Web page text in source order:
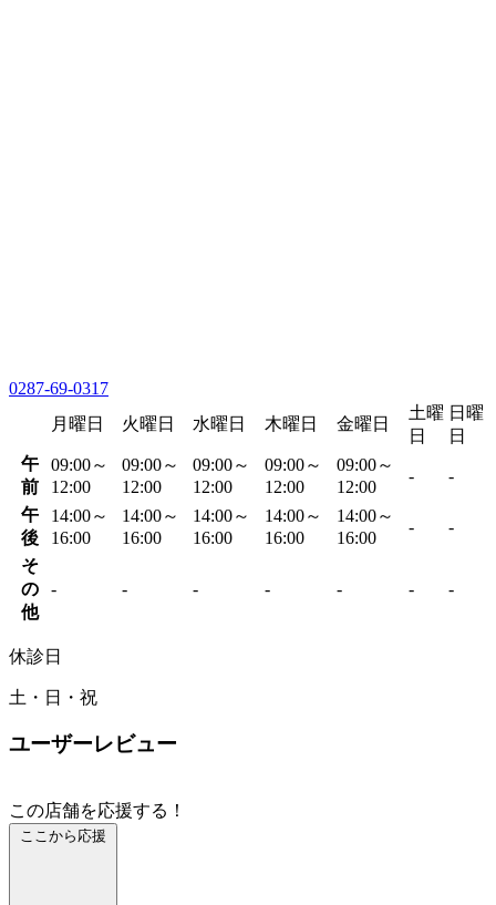
0287-69-0317
月曜日
火曜日 水曜日 木曜日 金曜日
土曜
日
日曜
日
午
前
09:00～
12:00
09:00～
12:00
09:00～
12:00
09:00～
12:00
09:00～
12:00
- -
午
後
14:00～
16:00
14:00～
16:00
14:00～
16:00
14:00～
16:00
14:00～
16:00
- -
そ
の
他
- - - - - - -
休診日
土・日・祝
ユーザーレビュー
この店舗を応援する！
ここから応援